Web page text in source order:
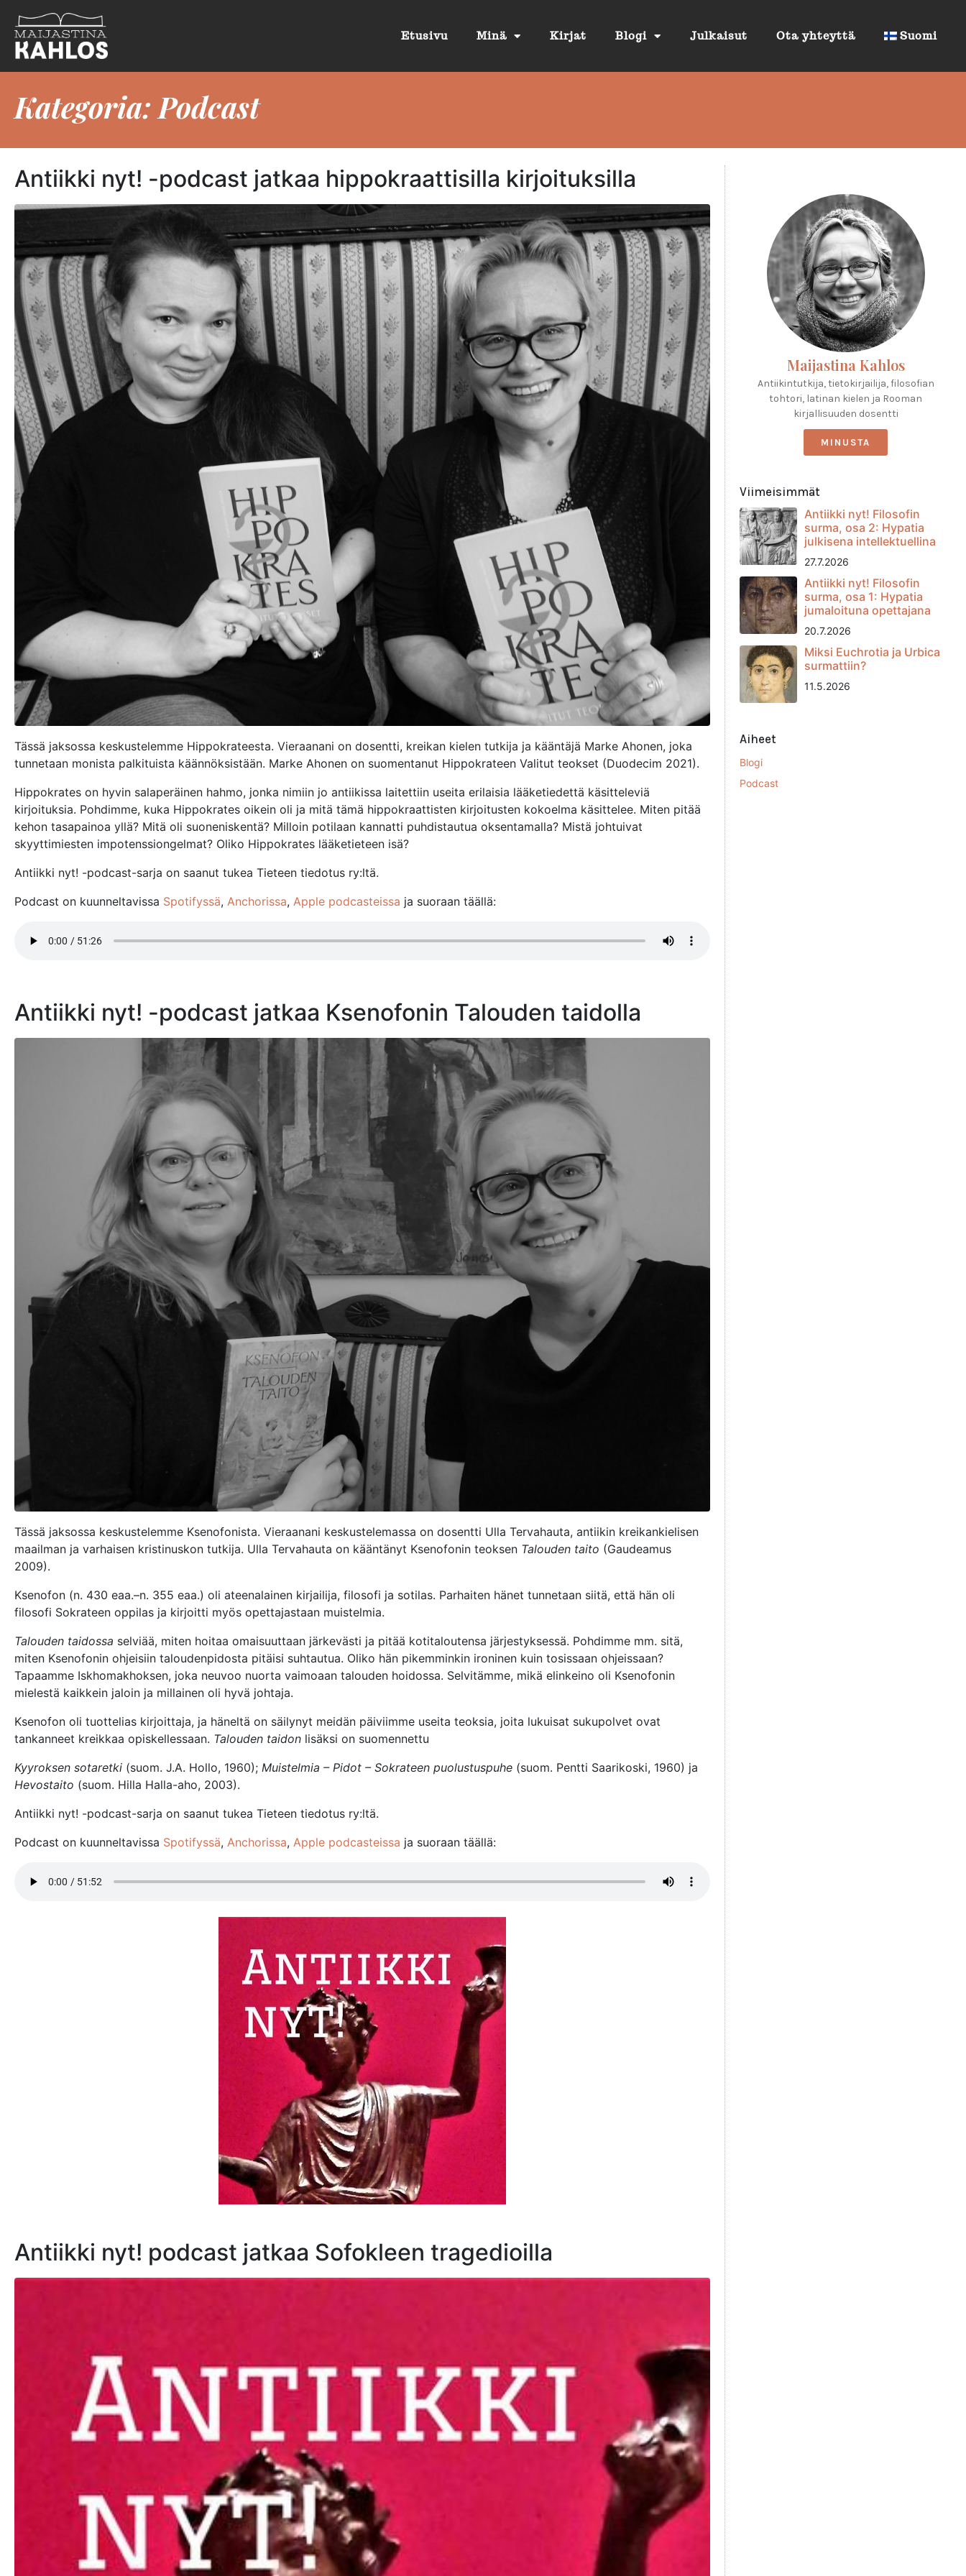
Etusivu Minä Kirjat Blogi Julkaisut Ota yhteyttä Suomi
Kategoria: Podcast
Antiikki nyt! -podcast jatkaa hippokraattisilla kirjoituksilla
Tässä jaksossa keskustelemme Hippokrateesta. Vieraanani on dosentti, kreikan kielen tutkija ja kääntäjä Marke Ahonen, joka
tunnetaan monista palkituista käännöksistään. Marke Ahonen on suomentanut Hippokrateen Valitut teokset (Duodecim 2021).
Hippokrates on hyvin salaperäinen hahmo, jonka nimiin jo antiikissa laitettiin useita erilaisia lääketiedettä käsitteleviä
kirjoituksia. Pohdimme, kuka Hippokrates oikein oli ja mitä tämä hippokraattisten kirjoitusten kokoelma käsittelee. Miten pitää
kehon tasapainoa yllä? Mitä oli suoneniskentä? Milloin potilaan kannatti puhdistautua oksentamalla? Mistä johtuivat
skyyttimiesten impotenssiongelmat? Oliko Hippokrates lääketieteen isä?
Antiikki nyt! -podcast-sarja on saanut tukea Tieteen tiedotus ry:ltä.
Podcast on kuunneltavissa Spotifyssä, Anchorissa, Apple podcasteissa ja suoraan täällä:
Antiikki nyt! -podcast jatkaa Ksenofonin Talouden taidolla
Tässä jaksossa keskustelemme Ksenofonista. Vieraanani keskustelemassa on dosentti Ulla Tervahauta, antiikin kreikankielisen
maailman ja varhaisen kristinuskon tutkija. Ulla Tervahauta on kääntänyt Ksenofonin teoksen Talouden taito (Gaudeamus
2009).
Ksenofon (n. 430 eaa.–n. 355 eaa.) oli ateenalainen kirjailija, filosofi ja sotilas. Parhaiten hänet tunnetaan siitä, että hän oli
filosofi Sokrateen oppilas ja kirjoitti myös opettajastaan muistelmia.
Talouden taidossa selviää, miten hoitaa omaisuuttaan järkevästi ja pitää kotitaloutensa järjestyksessä. Pohdimme mm. sitä,
miten Ksenofonin ohjeisiin taloudenpidosta pitäisi suhtautua. Oliko hän pikemminkin ironinen kuin tosissaan ohjeissaan?
Tapaamme Iskhomakhoksen, joka neuvoo nuorta vaimoaan talouden hoidossa. Selvitämme, mikä elinkeino oli Ksenofonin
mielestä kaikkein jaloin ja millainen oli hyvä johtaja.
Ksenofon oli tuottelias kirjoittaja, ja häneltä on säilynyt meidän päiviimme useita teoksia, joita lukuisat sukupolvet ovat
tankanneet kreikkaa opiskellessaan. Talouden taidon lisäksi on suomennettu
Kyyroksen sotaretki (suom. J.A. Hollo, 1960); Muistelmia – Pidot – Sokrateen puolustuspuhe (suom. Pentti Saarikoski, 1960) ja
Hevostaito (suom. Hilla Halla-aho, 2003).
Antiikki nyt! -podcast-sarja on saanut tukea Tieteen tiedotus ry:ltä.
Podcast on kuunneltavissa Spotifyssä, Anchorissa, Apple podcasteissa ja suoraan täällä:
Antiikki nyt! podcast jatkaa Sofokleen tragedioilla
Maijastina Kahlos
Antiikintutkija, tietokirjailija, filosofian
tohtori, latinan kielen ja Rooman
kirjallisuuden dosentti
MINUSTA
Viimeisimmät
Antiikki nyt! Filosofin
surma, osa 2: Hypatia
julkisena intellektuellina
27.7.2026
Antiikki nyt! Filosofin
surma, osa 1: Hypatia
jumaloituna opettajana
20.7.2026
Miksi Euchrotia ja Urbica
surmattiin?
11.5.2026
Aiheet
Blogi
Podcast